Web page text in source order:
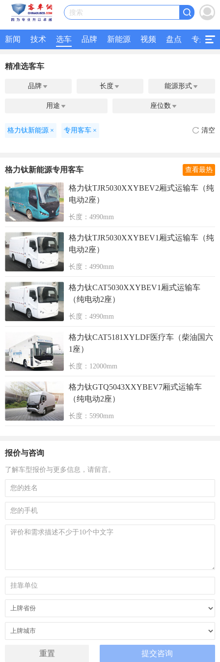
搜索
新闻 技术 选车 品牌 新能源 视频 盘点 专题
精准选客车
品牌  长度  能源形式 
用途  座位数 
格力钛新能源 × 专用客车 × 清空
格力钛新能源专用客车 查看最热
格力钛TJR5030XXYBEV2厢式运输车（纯
电动2座）
长度：4990mm
格力钛TJR5030XXYBEV1厢式运输车（纯
电动2座）
长度：4990mm
格力钛CAT5030XXYBEV1厢式运输车
（纯电动2座）
长度：4990mm
格力钛CAT5181XYLDF医疗车（柴油国六
1座）
长度：12000mm
格力钛GTQ5043XXYBEV7厢式运输车
（纯电动2座）
长度：5990mm
报价与咨询
了解车型报价与更多信息，请留言。